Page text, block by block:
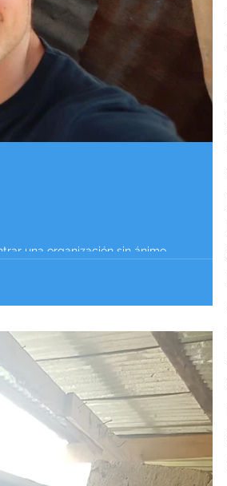
una organización sin ánimo...